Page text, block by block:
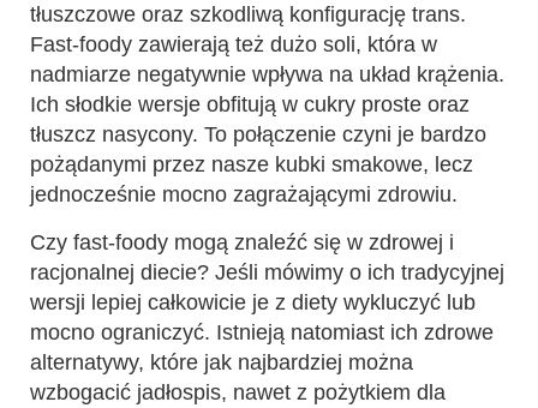
tłuszczowe oraz szkodliwą konfigurację trans.
Fast-foody zawierają też dużo soli, która w
nadmiarze negatywnie wpływa na układ krążenia.
Ich słodkie wersje obfitują w cukry proste oraz
tłuszcz nasycony. To połączenie czyni je bardzo
pożądanymi przez nasze kubki smakowe, lecz
jednocześnie mocno zagrażającymi zdrowiu.
Czy fast-foody mogą znaleźć się w zdrowej i
racjonalnej diecie? Jeśli mówimy o ich tradycyjnej
wersji lepiej całkowicie je z diety wykluczyć lub
mocno ograniczyć. Istnieją natomiast ich zdrowe
alternatywy, które jak najbardziej można
wzbogacić jadłospis, nawet z pożytkiem dla